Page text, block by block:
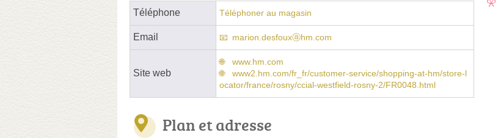
Téléphone Téléphoner au magasin
Email marion.desfouxⓐhm.com
Site web
www.hm.com
www2.hm.com/fr_fr/customer-service/shopping-at-hm/store-l
ocator/france/rosny/ccial-westfield-rosny-2/FR0048.html
Plan et adresse